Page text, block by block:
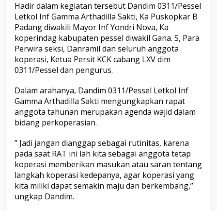
3
1
1
/
P
e
s
s
G
e
l
R
a
p
a
t
A
Hadir dalam kegiatan tersebut Dandim 0311/Pessel
Letkol Inf Gamma Arthadilla Sakti, Ka Puskopkar B
Padang diwakili Mayor Inf Yondri Nova, Ka
koperindag kabupaten pessel diwakil Gana. S, Para
Perwira seksi, Danramil dan seluruh anggota
koperasi, Ketua Persit KCK cabang LXV dim
0311/Pessel dan pengurus.
Dalam arahanya, Dandim 0311/Pessel Letkol Inf
Gamma Arthadilla Sakti mengungkapkan rapat
anggota tahunan merupakan agenda wajid dalam
bidang perkoperasian.
” Jadi jangan dianggap sebagai rutinitas, karena
pada saat RAT ini lah kita sebagai anggota tetap
koperasi memberikan masukan atau saran tentang
langkah koperasi kedepanya, agar koperasi yang
kita miliki dapat semakin maju dan berkembang,”
ungkap Dandim.